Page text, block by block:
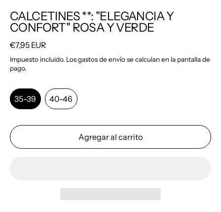
CALCETINES **: "ELEGANCIA Y
CONFORT" ROSA Y VERDE
Precio habitual
€7,95 EUR
Impuesto incluido. Losgastos de envíose calculan en la pantalla de
pago.
Talla:35-39
35-39 40-46
Agregar al carrito